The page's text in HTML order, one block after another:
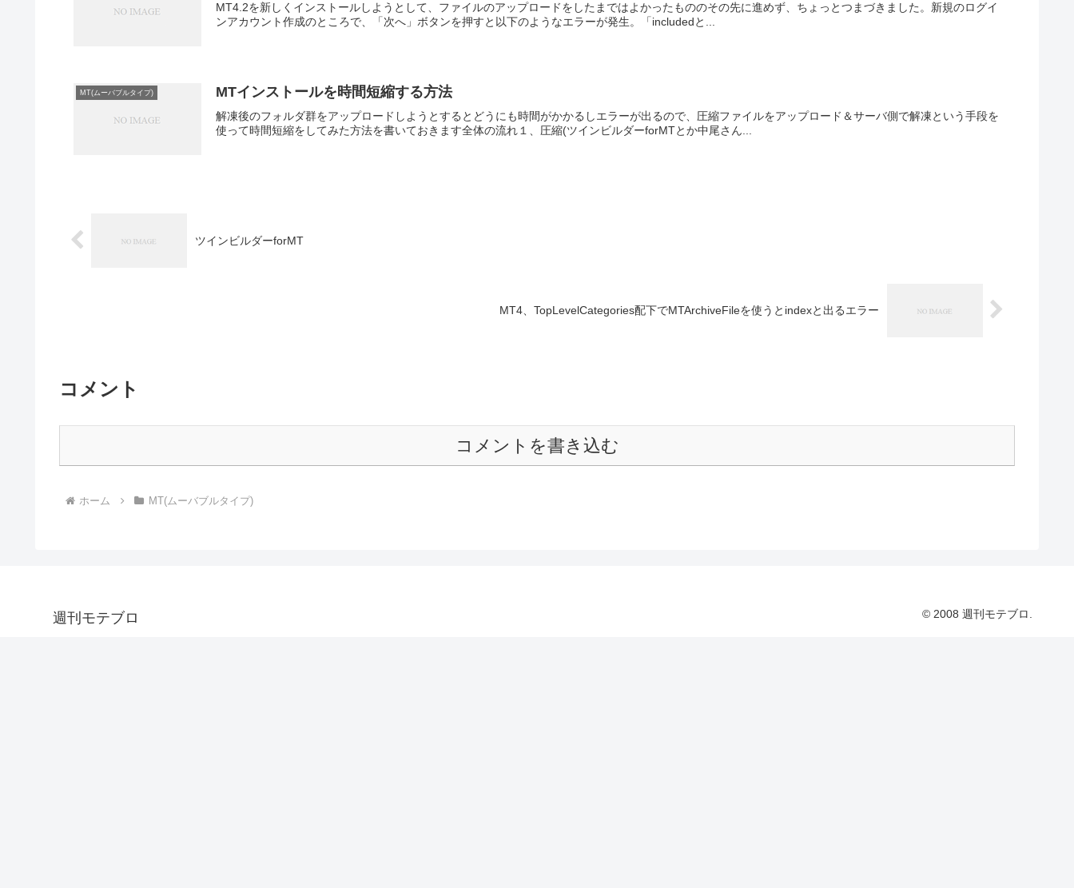
MT4.2を新しくインストールしようとして、ファイルのアップロードをしたまではよかったもののその先に進めず、ちょっとつまづきました。新規のログイ
ンアカウント作成のところで、「次へ」ボタンを押すと以下のようなエラーが発生。「includedと...
MT(ムーバブルタイプ) MTインストールを時間短縮する方法
解凍後のフォルダ群をアップロードしようとするとどうにも時間がかかるしエラーが出るので、圧縮ファイルをアップロード＆サーバ側で解凍という手段を
使って時間短縮をしてみた方法を書いておきます全体の流れ１、圧縮(ツインビルダーforMTとか中尾さん...
ツインビルダーforMT
MT4、TopLevelCategories配下でMTArchiveFileを使うとindexと出るエラー
コメント
コメントを書き込む
ホーム MT(ムーバブルタイプ)
週刊モテブロ © 2008 週刊モテブロ.